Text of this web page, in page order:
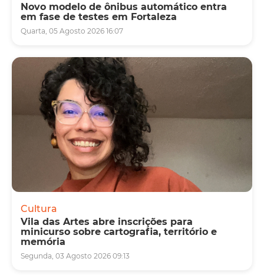
Novo modelo de ônibus automático entra
em fase de testes em Fortaleza
Quarta, 05 Agosto 2026 16:07
Cultura
Vila das Artes abre inscrições para
minicurso sobre cartografia, território e
memória
Segunda, 03 Agosto 2026 09:13